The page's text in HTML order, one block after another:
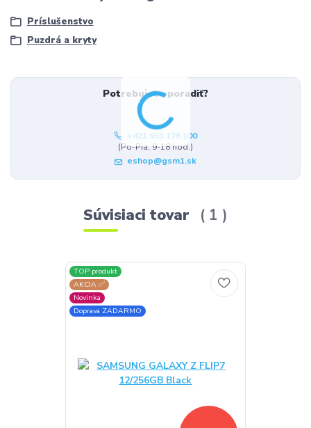
Príslušenstvo
Puzdrá a kryty
Potrebujete poradiť?
+421 951 176 100
(Po-Pia, 9-18 hod.)
eshop@gsm1.sk
Súvisiaci tovar 1
TOP produkt
AKCIA ✅
Novinka
Doprava ZADARMO